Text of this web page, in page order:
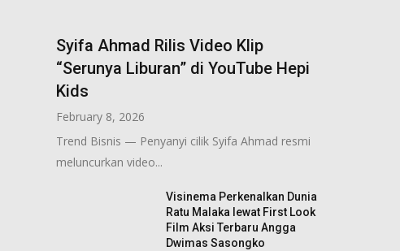
Syifa Ahmad Rilis Video Klip
“Serunya Liburan” di YouTube Hepi
Kids
February 8, 2026
Trend Bisnis — Penyanyi cilik Syifa Ahmad resmi
meluncurkan video...
Visinema Perkenalkan Dunia
Ratu Malaka lewat First Look
Film Aksi Terbaru Angga
Dwimas Sasongko